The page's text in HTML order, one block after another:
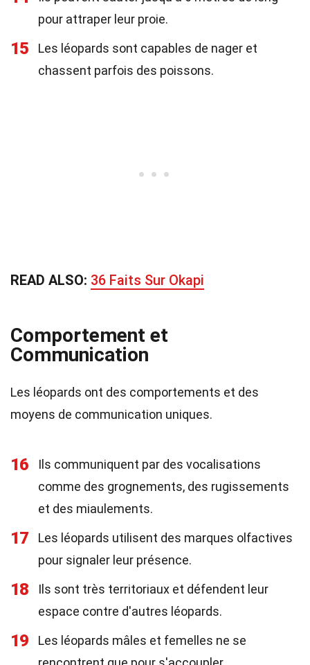
pour attraper leur proie.
15
Les léopards sont capables de nager et
chassent parfois des poissons.
READ ALSO: 36 Faits Sur Okapi
Comportement et
Communication
Les léopards ont des comportements et des
moyens de communication uniques.
16
Ils communiquent par des vocalisations
comme des grognements, des rugissements
et des miaulements.
17
Les léopards utilisent des marques olfactives
pour signaler leur présence.
18
Ils sont très territoriaux et défendent leur
espace contre d'autres léopards.
19
Les léopards mâles et femelles ne se